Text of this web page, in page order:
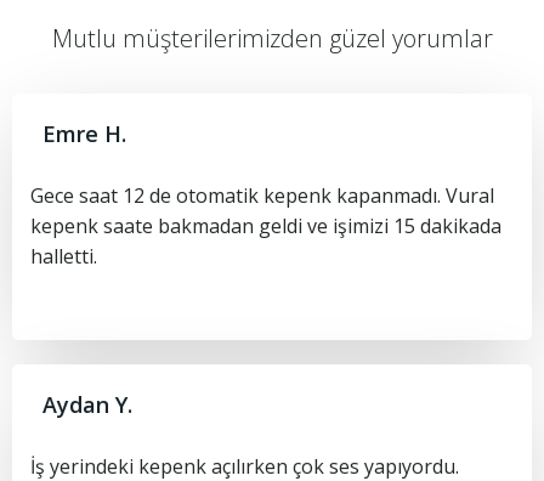
Mutlu müşterilerimizden güzel yorumlar
Emre H.
Gece saat 12 de otomatik kepenk kapanmadı. Vural
kepenk saate bakmadan geldi ve işimizi 15 dakikada
halletti.
Aydan Y.
İş yerindeki kepenk açılırken çok ses yapıyordu.